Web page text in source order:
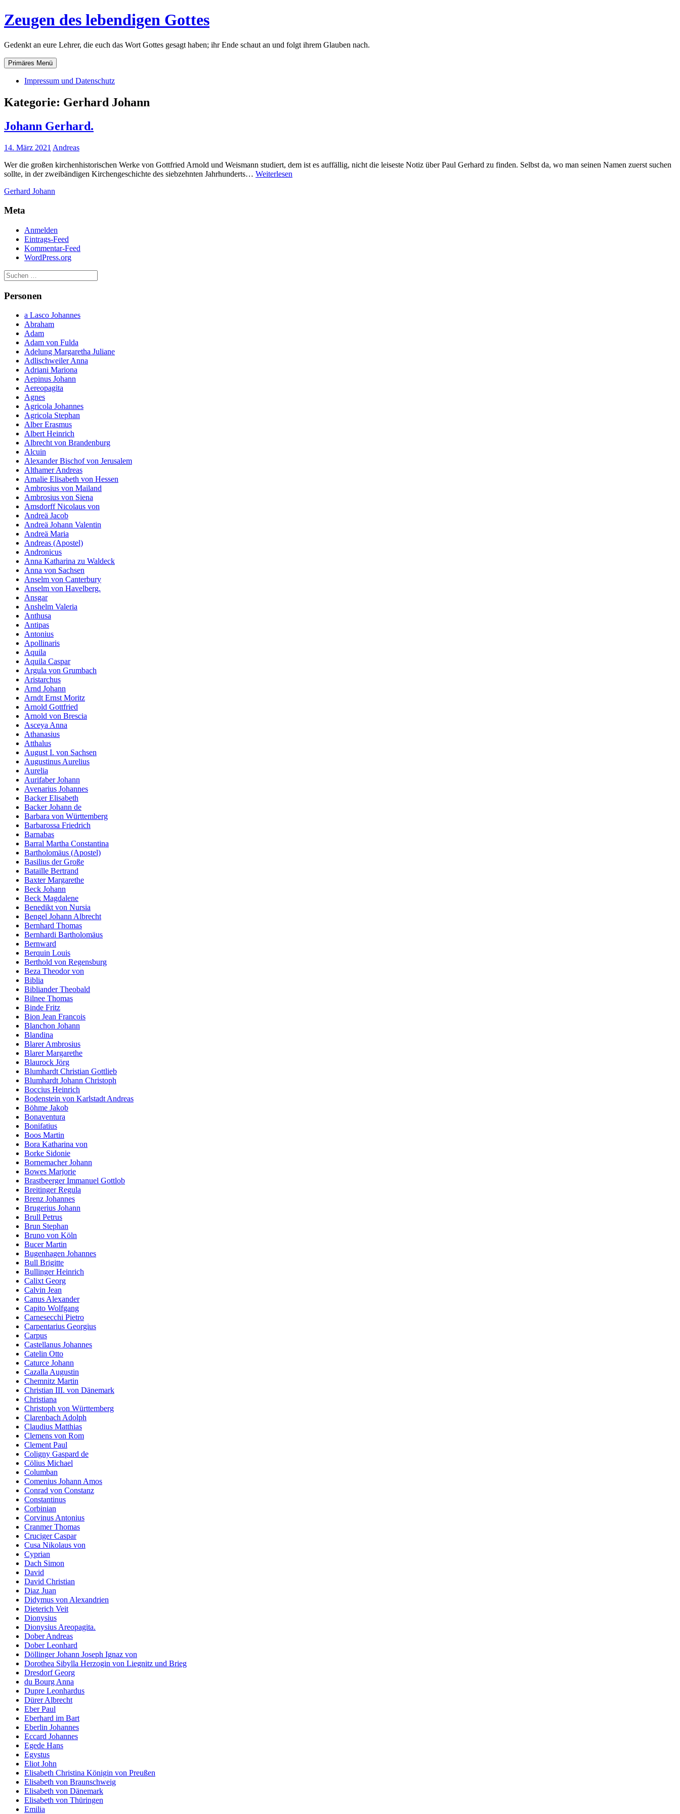
Zum
Inhalt
Zeugen des lebendigen Gottes
Gedenkt an eure Lehrer, die euch das Wort Gottes gesagt haben; ihr Ende schaut an und folgt ihrem Glauben nach.
Primäres Menü
Impressum und Datenschutz
Kategorie: Gerhard Johann
Johann Gerhard.
14. März 2021 Andreas
Wer die großen kirchenhistorischen Werke von Gottfried Arnold und Weismann studiert, dem ist es auffällig, nicht die leiseste Notiz über Paul Gerhard zu finden. Selbst da, wo man seinen Namen zuerst suchen
sollte, in der zweibändigen Kirchengeschichte des siebzehnten Jahrhunderts… Weiterlesen
Gerhard Johann
Meta
Anmelden
Eintrags-Feed
Kommentar-Feed
WordPress.org
Personen
a Lasco Johannes
Abraham
Adam
Adam von Fulda
Adelung Margaretha Juliane
Adlischweiler Anna
Adriani Mariona
Aepinus Johann
Aereopagita
Agnes
Agricola Johannes
Agricola Stephan
Alber Erasmus
Albert Heinrich
Albrecht von Brandenburg
Alcuin
Alexander Bischof von Jerusalem
Althamer Andreas
Amalie Elisabeth von Hessen
Ambrosius von Mailand
Ambrosius von Siena
Amsdorff Nicolaus von
Andreä Jacob
Andreä Johann Valentin
Andreä Maria
Andreas (Apostel)
Andronicus
Anna Katharina zu Waldeck
Anna von Sachsen
Anselm von Canterbury
Anselm von Havelberg.
Ansgar
Anshelm Valeria
Anthusa
Antipas
Antonius
Apollinaris
Aquila
Aquila Caspar
Argula von Grumbach
Aristarchus
Arnd Johann
Arndt Ernst Moritz
Arnold Gottfried
Arnold von Brescia
Asceya Anna
Athanasius
Atthalus
August I. von Sachsen
Augustinus Aurelius
Aurelia
Aurifaber Johann
Avenarius Johannes
Backer Elisabeth
Backer Johann de
Barbara von Württemberg
Barbarossa Friedrich
Barnabas
Barral Martha Constantina
Bartholomäus (Apostel)
Basilius der Große
Bataille Bertrand
Baxter Margarethe
Beck Johann
Beck Magdalene
Benedikt von Nursia
Bengel Johann Albrecht
Bernhard Thomas
Bernhardi Bartholomäus
Bernward
Berquin Louis
Berthold von Regensburg
Beza Theodor von
Biblia
Bibliander Theobald
Bilnee Thomas
Binde Fritz
Bion Jean Francois
Blanchon Johann
Blandina
Blarer Ambrosius
Blarer Margarethe
Blaurock Jörg
Blumhardt Christian Gottlieb
Blumhardt Johann Christoph
Boccius Heinrich
Bodenstein von Karlstadt Andreas
Böhme Jakob
Bonaventura
Bonifatius
Boos Martin
Bora Katharina von
Borke Sidonie
Bornemacher Johann
Bowes Marjorie
Brastbeerger Immanuel Gottlob
Breitinger Regula
Brenz Johannes
Brugerius Johann
Brull Petrus
Brun Stephan
Bruno von Köln
Bucer Martin
Bugenhagen Johannes
Bull Brigitte
Bullinger Heinrich
Calixt Georg
Calvin Jean
Canus Alexander
Capito Wolfgang
Carnesecchi Pietro
Carpentarius Georgius
Carpus
Castellanus Johannes
Catelin Otto
Caturce Johann
Cazalla Augustin
Chemnitz Martin
Christian III. von Dänemark
Christiana
Christoph von Württemberg
Clarenbach Adolph
Claudius Matthias
Clemens von Rom
Clement Paul
Coligny Gaspard de
Cölius Michael
Columban
Comenius Johann Amos
Conrad von Constanz
Constantinus
Corbinian
Corvinus Antonius
Cranmer Thomas
Cruciger Caspar
Cusa Nikolaus von
Cyprian
Dach Simon
David
David Christian
Diaz Juan
Didymus von Alexandrien
Dieterich Veit
Dionysius
Dionysius Areopagita.
Dober Andreas
Dober Leonhard
Döllinger Johann Joseph Ignaz von
Dorothea Sibylla Herzogin von Liegnitz und Brieg
Dresdorf Georg
du Bourg Anna
Dupre Leonhardus
Dürer Albrecht
Eber Paul
Eberhard im Bart
Eberlin Johannes
Eccard Johannes
Egede Hans
Egystus
Eliot John
Elisabeth Christina Königin von Preußen
Elisabeth von Braunschweig
Elisabeth von Dänemark
Elisabeth von Thüringen
Emilia